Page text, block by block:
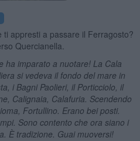
ti appresti a passare il Ferragosto?
Quercianella.
ha imparato a nuotare! La Cala
si vedeva il fondo del mare in
i Bagni Paolieri, il Porticciolo, il
Calignaia, Calafuria. Scendendo
Fortullino. Erano bei posti.
Sono contento che ora siano i
È tradizione. Guai muoversi!